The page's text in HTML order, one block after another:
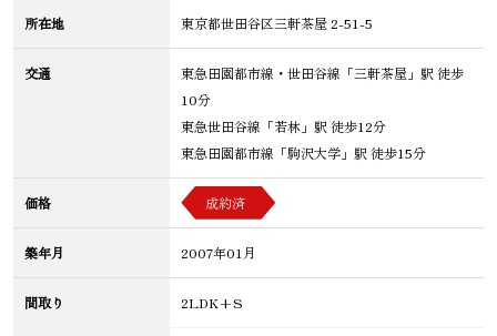
所在地 東京都世田谷区三軒茶屋 2-51-5
交通
東急田園都市線・世田谷線「三軒茶屋」駅 徒歩
10分
東急世田谷線「若林」駅 徒歩12分
東急田園都市線「駒沢大学」駅 徒歩15分
価格 成約済
築年月 2007年01月
間取り 2LDK+S